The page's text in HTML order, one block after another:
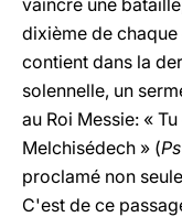
vaincre une
dixième de chaque
contient dans la
solennelle, un
au Roi Messie: «
Melchisédech » (Ps
proclamé non
C'est de ce